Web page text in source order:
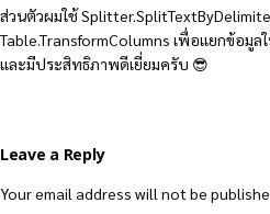
ส่วนตัวผมใช้
Table.TransformColumns เพื่อแยกข้อมู
และมีประสิทธิภาพดีเยี่ยมครับ 😎
Leave a Reply
Your email address will not be